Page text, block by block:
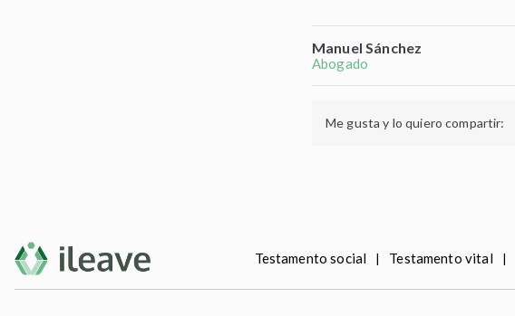
Manuel Sánchez
Abogado
Me gusta y lo quiero compartir:
Testamento social | Testamento vital |